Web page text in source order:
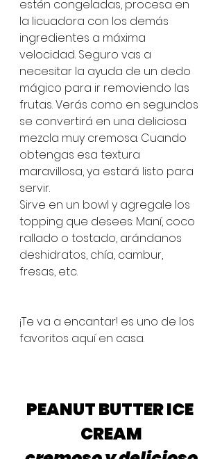
estén congeladas, procesa en
la licuadora con los demás
ingredientes a máxima
velocidad. Seguro vas a
necesitar la ayuda de un dedo
mágico para ir removiendo las
frutas. Verás como en segundos
se convertirá en una deliciosa
mezcla muy cremosa. Cuando
obtengas esa textura
maravillosa, ya estará listo para
servir.
Sirve en un bowl y agregale los
topping que desees: Maní, coco
rallado o tostado, arándanos
deshidratos, chía, cambur,
fresas, etc.
¡Te va a encantar! es uno de los
favoritos aquí en casa.
PEANUT BUTTER ICE
CREAM